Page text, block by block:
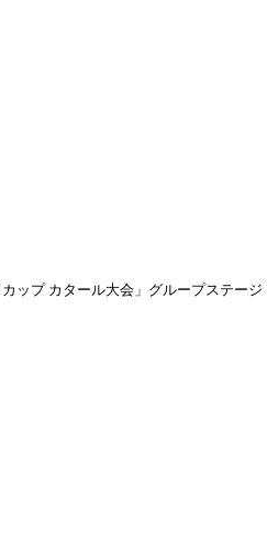
ップ カタール大会」グループステージ